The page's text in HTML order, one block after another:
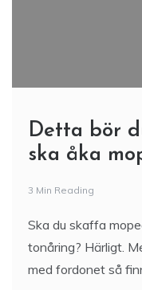
Detta bör
ska åka
3 Min Reading
Ska du skaffa
tonåring? Härligt.
med fordonet så